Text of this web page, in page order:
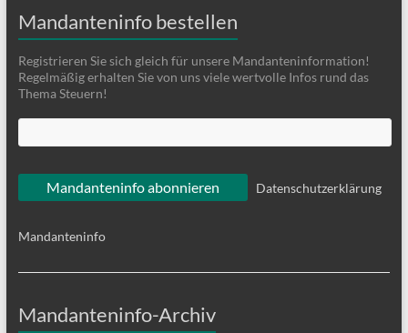
Mandanteninfo bestellen
Registrieren Sie sich gleich für unsere Mandanteninformation!
Regelmäßig erhalten Sie von uns viele wertvolle Infos rund das
Thema Steuern!
Datenschutzerklärung
Mandanteninfo
Mandanteninfo-Archiv